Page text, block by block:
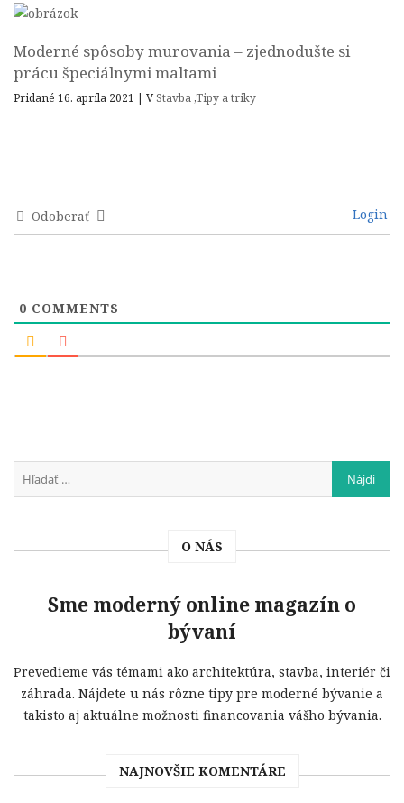
Moderné spôsoby murovania – zjednodušte si
prácu špeciálnymi maltami
Pridané 16. apríla 2021 | VStavba ,Tipy a triky
Odoberať Login
0 COMMENTS
O NÁS
Sme moderný online magazín o
bývaní
Prevedieme vás témami ako architektúra, stavba, interiér či
záhrada. Nájdete u nás rôzne tipy pre moderné bývanie a
takisto aj aktuálne možnosti financovania vášho bývania.
NAJNOVŠIE KOMENTÁRE